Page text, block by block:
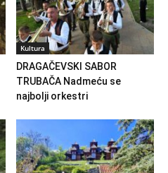
Kultura
DRAGAČEVSKI SABOR
TRUBAČA Nadmeću se
najbolji orkestri